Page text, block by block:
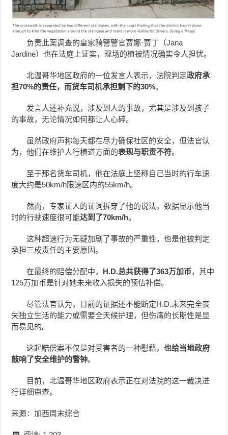
负责此案调查的皇家骑警警官贾娜·贾丁（Jana
Jardine）也在法庭上证实，现场的植被情况确实令人担忧。
北温哥华地区政府的一位发言人表示，法院判定政府承
担70%的责任，而货车司机承担剩下的30%。
发言人还补充说，涉及到人的事故，尤其是涉及到孩子
的事故，无论情况如何都让人心碎。
虽然政府声称每天都在尽力确保社区的安全，但法官认
为，他们在维护人行横道方面的表现与职责不符。
至于那名货车司机，他在法庭上坚称自己当时的行车速
度大约是50km/h限速区内的55km/h。
然而，专家证人的证词拆穿了他的说法，数据显示他当
时的行驶速度很可能达到了70km/h。
这种超速行为无疑加剧了事故的严重性，也是他被判定
承担三成责任的主要原因。
在最终的赔偿分配中， H.D.总共获得了363万加币，其中
125万加币是针对她未来收入损失的预估补偿。
尽管法官认为，目前的证据还不能断定H.D.未来完全丧
失独立生活的能力或需要全天候护理，但伤痛的长期性是显
而易见的。
这起赔偿案不仅是对受害者的一种慰藉，也给当地政府
敲响了安全维护的警钟。
目前，北温哥华地区政府表示正在对法院的这一裁决进
行详细审查。
来源：加西周末综合